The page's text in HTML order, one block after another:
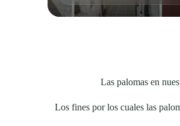
Las palomas en
Los fines por los cuales las